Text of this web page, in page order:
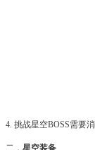
4. 挑战星空BOSS需要
二． 星空装备